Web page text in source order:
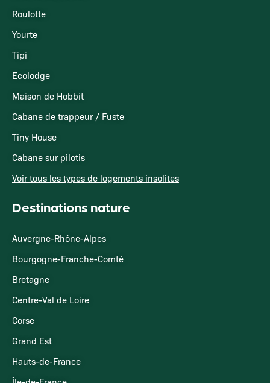
Roulotte
Yourte
Tipi
Ecolodge
Maison de Hobbit
Cabane de trappeur / Fuste
Tiny House
Cabane sur pilotis
Voir tous les types de logements insolites
Destinations nature
Auvergne-Rhône-Alpes
Bourgogne-Franche-Comté
Bretagne
Centre-Val de Loire
Corse
Grand Est
Hauts-de-France